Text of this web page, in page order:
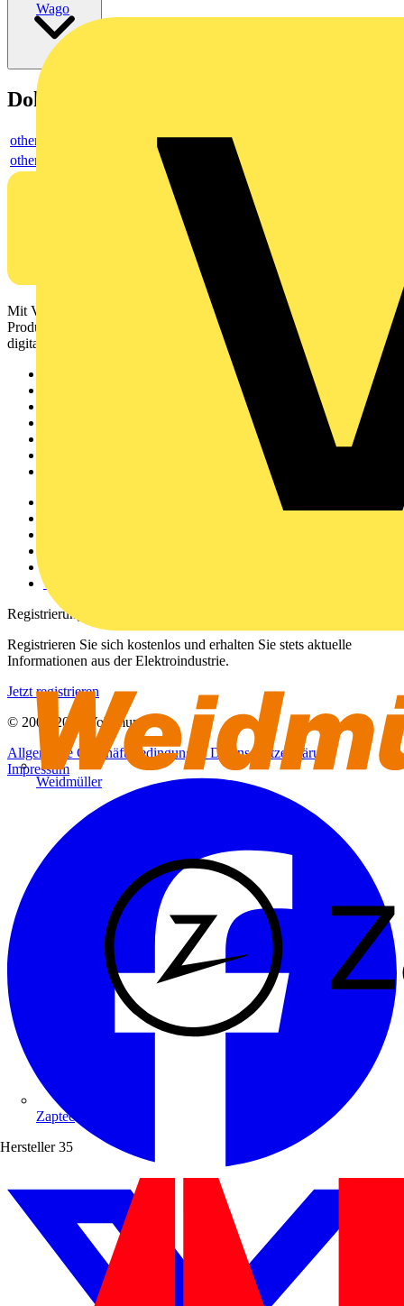
Wago
Weidmüller
Zaptec
Hersteller 35
Dokumente
others
others
Mit Voltimum erhalten Elektrofachkräfte Zugang zu Branchennews,
Produktinformationen, Schulungen und Tools – alles auf einer
digitalen Plattform und Community.
voltimum.com
Registrierung
Registrieren Sie sich kostenlos und erhalten Sie stets aktuelle
Informationen aus der Elektroindustrie.
Jetzt registrieren
© 2002-
2026
Voltimum
Allgemeine GeschäftsbedingungenDatenschutzerklärung
Impressum